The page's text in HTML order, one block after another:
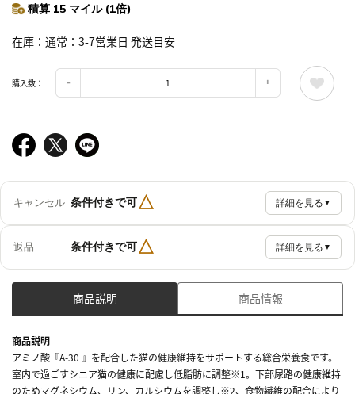
積算 15 マイル (1倍)
在庫 通常：3-7営業日 発送目安
購入数：
キャンセル 条件付きで可△ 詳細を見る ▼
返品 条件付きで可△ 詳細を見る ▼
商品説明 商品情報
商品説明
アミノ酸『A-30 』を配合した猫の健康維持をサポートする総合栄養食です。
室内で過ごすシニア猫の健康に配慮し低脂肪に調整※1。下部尿路の健康維持
のためマグネシウム、リン、カルシウムを調整し※2、食物繊維の配合により